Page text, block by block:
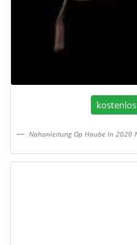
Nahanleitung Op Haube In 2020